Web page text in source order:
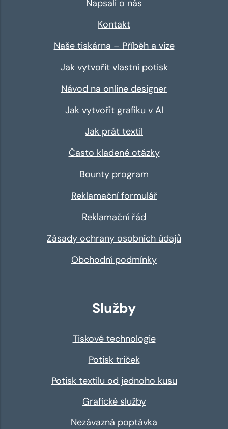
Napsali o nás
Kontakt
Naše tiskárna – Příběh a vize
Jak vytvořit vlastní potisk
Návod na online designer
Jak vytvořit grafiku v AI
Jak prát textil
Často kladené otázky
Bounty program
Reklamační formulář
Reklamační řád
Zásady ochrany osobních údajů
Obchodní podmínky
Služby
Tiskové technologie
Potisk triček
Potisk textilu od jednoho kusu
Grafické služby
Nezávazná poptávka